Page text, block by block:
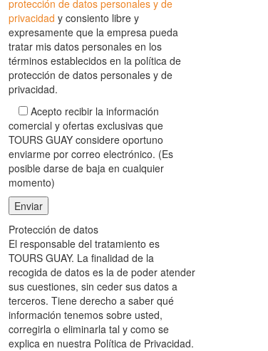
protección de datos personales y de
privacidad y consiento libre y
expresamente que la empresa pueda
tratar mis datos personales en los
términos establecidos en la política de
protección de datos personales y de
privacidad.
Acepto recibir la información
comercial y ofertas exclusivas que
TOURS GUAY considere oportuno
enviarme por correo electrónico. (Es
posible darse de baja en cualquier
momento)
Protección de datos
El responsable del tratamiento es
TOURS GUAY. La finalidad de la
recogida de datos es la de poder atender
sus cuestiones, sin ceder sus datos a
terceros. Tiene derecho a saber qué
información tenemos sobre usted,
corregirla o eliminarla tal y como se
explica en nuestra Política de Privacidad.